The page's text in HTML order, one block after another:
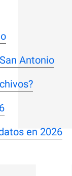
Antonio
en 2026